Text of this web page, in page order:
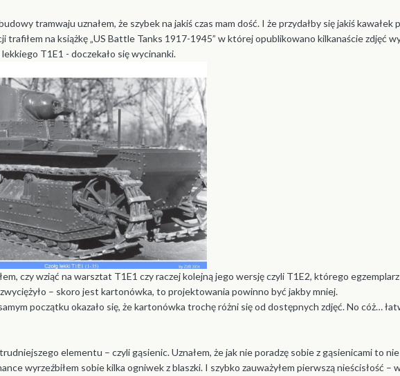
tramwaju uznałem, że szybek na jakiś czas mam dość. I że przydałby się jakiś
trafiłem na książkę „US Battle Tanks 1917-1945” w której opublikowano kilkanaście
T1E1 - doczekało się wycinanki.
czy wziąć na warsztat T1E1 czy raczej kolejną jego wersję czyli T1E2, którego
– skoro jest kartonówka, to projektowania powinno być jakby mniej.
początku okazało się, że kartonówka trochę różni się od dostępnych zdjęć. No cóż…
elementu – czyli gąsienic. Uznałem, że jak nie poradzę sobie z gąsienicami to
wyrzeźbiłem sobie kilka ogniwek z blaszki. I szybko zauważyłem pierwszą nieścisłość